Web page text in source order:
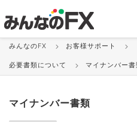
マイナンバ
みんなのFX お客様サポート
必要書類について マイナンバー
マイナンバー書類